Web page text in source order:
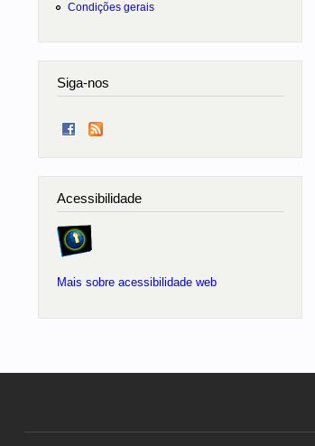
Condições gerais
Siga-nos
Acessibilidade
Mais sobre acessibilidade web